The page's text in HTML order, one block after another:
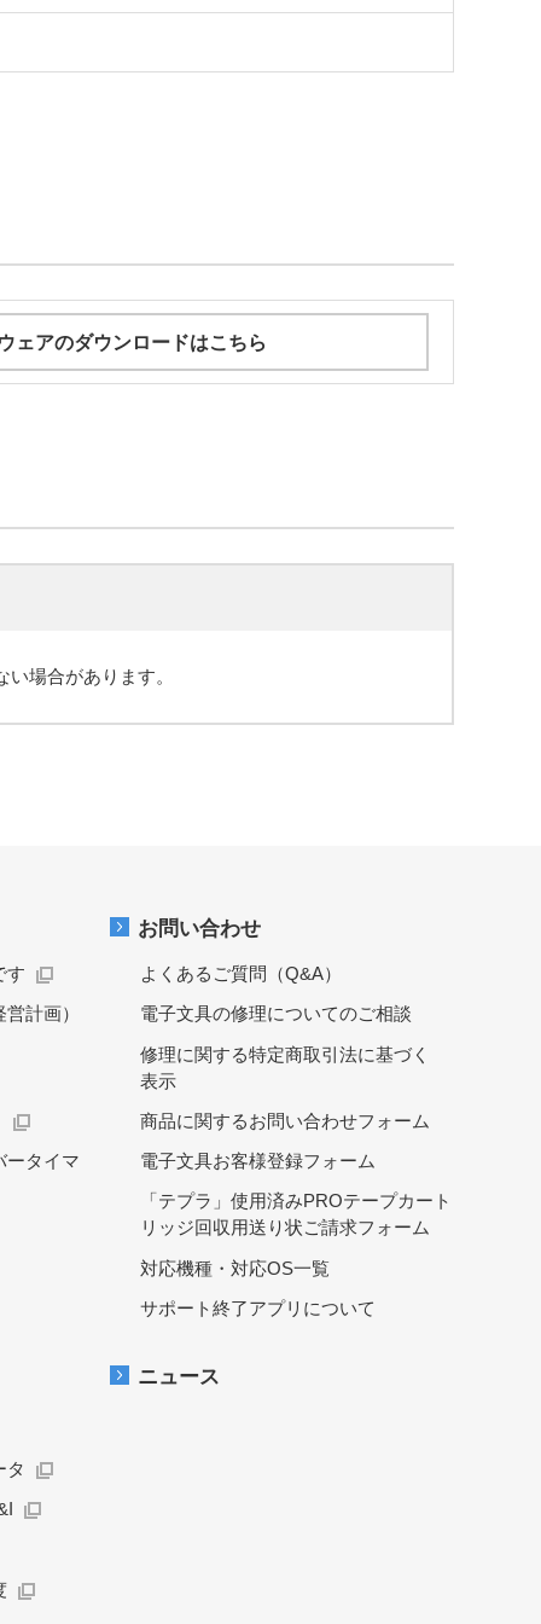
ェアのダウンロードはこちら
場合があります。
す
計画）
ータイマ
タ
お問い合わせ
よくあるご質問（Q&A）
電子文具の修理についてのご相談
修理に関する特定商取引法に基づく
表示
商品に関するお問い合わせフォーム
電子文具お客様登録フォーム
「テプラ」使用済みPROテープカート
リッジ回収用送り状ご請求フォーム
対応機種・対応OS一覧
サポート終了アプリについて
ニュース